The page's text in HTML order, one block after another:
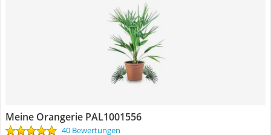
‎Meine Orangerie ‎PAL1001556
40 Bewertungen